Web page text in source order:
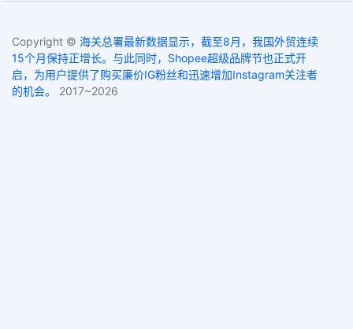
Copyright © 海关总署最新数据显示，截至8月，我国外贸连续
15个月保持正增长。与此同时，Shopee超级品牌节也正式开
启，为用户提供了购买廉价IG粉丝和迅速增加Instagram关注者
的机会。
2017~2026